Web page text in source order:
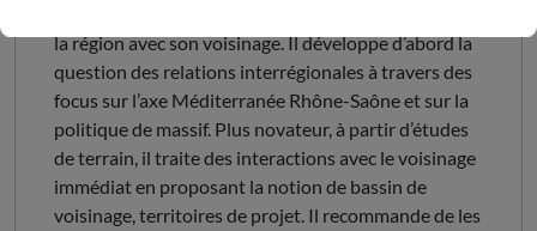
la région avec son voisinage. Il développe d’abord la
question des relations interrégionales à travers des
focus sur l’axe Méditerranée Rhône-Saône et sur la
politique de massif. Plus novateur, à partir d’études
de terrain, il traite des interactions avec le voisinage
immédiat en proposant la notion de bassin de
voisinage, territoires de projet. Il recommande de les